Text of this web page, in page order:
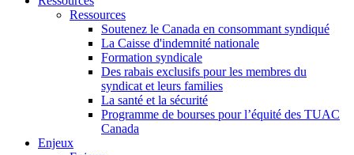
Ressources
Soutenez le Canada en consommant syndiqué
La Caisse d'indemnité nationale
Formation syndicale
Des rabais exclusifs pour les membres du
syndicat et leurs families
La santé et la sécurité
Programme de bourses pour l’équité des TUAC
Canada
Enjeux